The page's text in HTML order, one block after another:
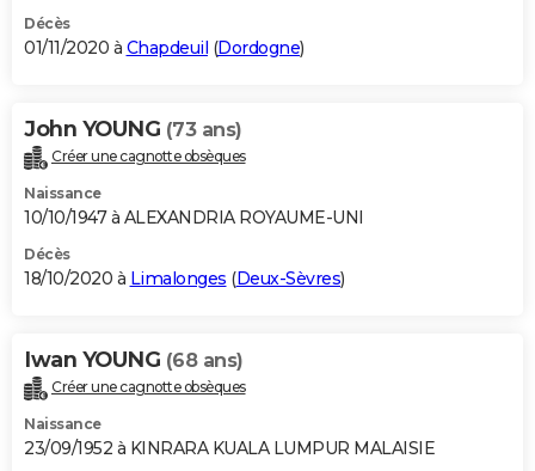
Décès
01/11/2020 à Chapdeuil (Dordogne)
John YOUNG (73 ans)
Créer une cagnotte obsèques
Naissance
10/10/1947 à ALEXANDRIA ROYAUME-UNI
Décès
18/10/2020 à Limalonges (Deux-Sèvres)
Iwan YOUNG (68 ans)
Créer une cagnotte obsèques
Naissance
23/09/1952 à KINRARA KUALA LUMPUR MALAISIE